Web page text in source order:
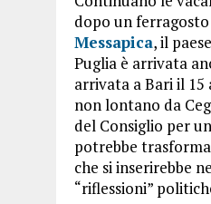
dopo un
Messapica, il
Puglia è arrivata
arrivata a Bari il
non lontano da
del Consiglio per
potrebbe
che si inserirebbe
“riflessioni”